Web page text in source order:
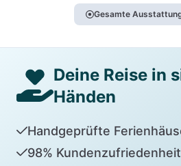
Gesamte
Deine Reise in
Händen
Handgeprüfte
98% Kundenzufriedenheit